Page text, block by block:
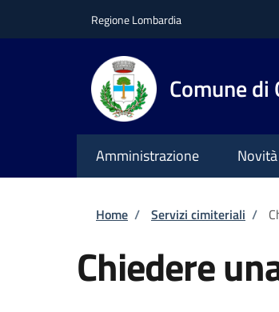
Regione Lombardia
Comune di
Amministrazione Novità
Briciole di
Home / Servizi cimiteriali /
Chiedere